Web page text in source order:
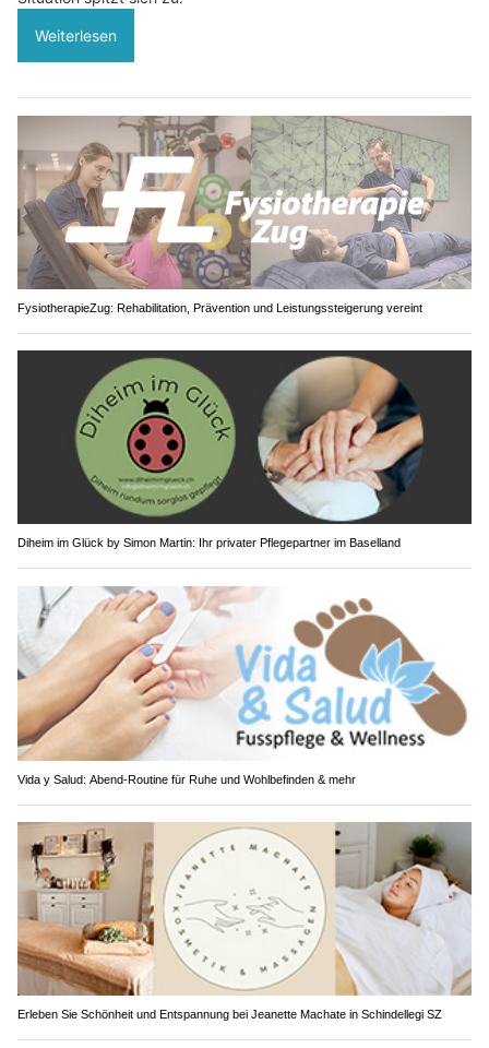
Weiterlesen
FysiotherapieZug: Rehabilitation, Prävention und Leistungssteigerung vereint
Diheim im Glück by Simon Martin: Ihr privater Pflegepartner im Baselland
Vida y Salud: Abend-Routine für Ruhe und Wohlbefinden & mehr
Erleben Sie Schönheit und Entspannung bei Jeanette Machate in Schindellegi SZ